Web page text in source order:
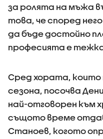
за ролята на мъжа
това, че според
да бъде достойно
професията е
Сред хората, които
сезона, посочва
най-отговорен към
същото време
Станоев, когото